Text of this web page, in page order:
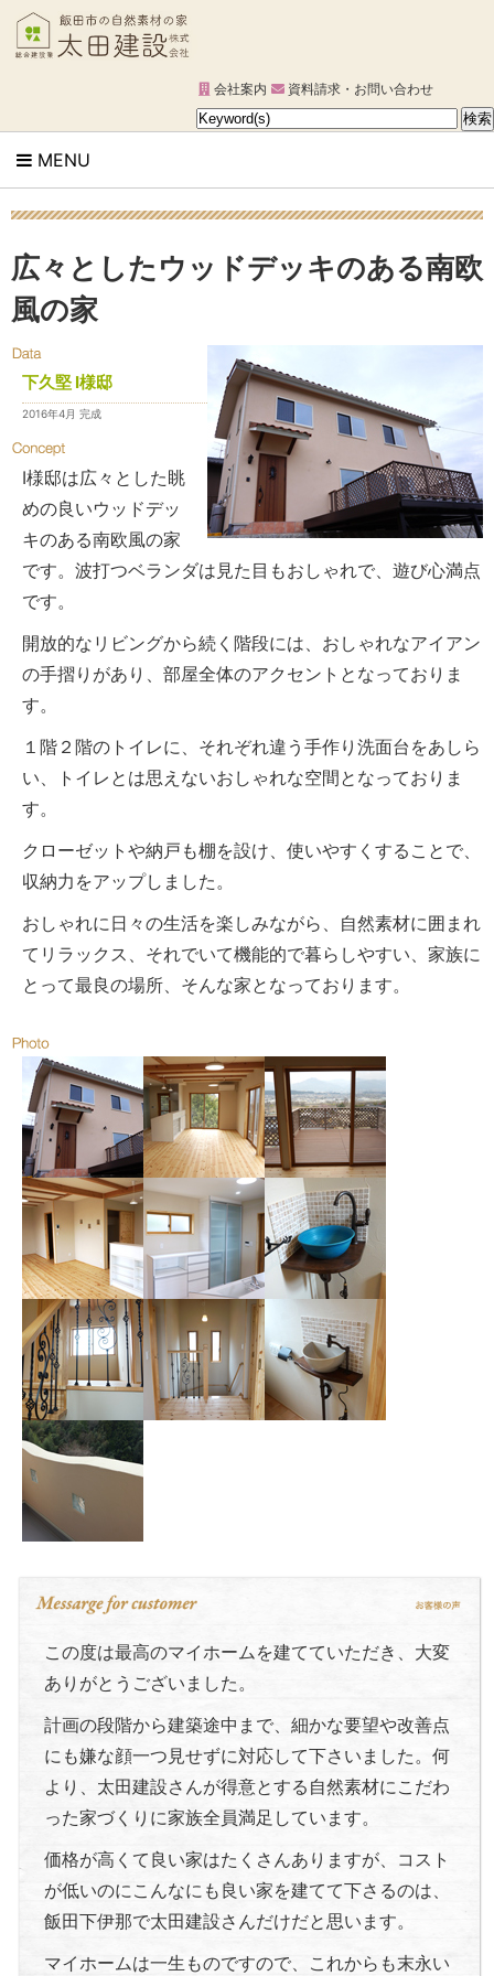
会社案内 資料請求・お問い合わせ
MENU
広々としたウッドデッキのある南欧
風の家
下久堅 I様邸
2016年4月 完成
I様邸は広々とした眺
めの良いウッドデッ
キのある南欧風の家
です。波打つベランダは見た目もおしゃれで、遊び心満点
です。
開放的なリビングから続く階段には、おしゃれなアイアン
の手摺りがあり、部屋全体のアクセントとなっておりま
す。
１階２階のトイレに、それぞれ違う手作り洗面台をあしら
い、トイレとは思えないおしゃれな空間となっておりま
す。
クローゼットや納戸も棚を設け、使いやすくすることで、
収納力をアップしました。
おしゃれに日々の生活を楽しみながら、自然素材に囲まれ
てリラックス、それでいて機能的で暮らしやすい、家族に
とって最良の場所、そんな家となっております。
この度は最高のマイホームを建てていただき、大変
ありがとうございました。
計画の段階から建築途中まで、細かな要望や改善点
にも嫌な顔一つ見せずに対応して下さいました。何
より、太田建設さんが得意とする自然素材にこだわ
った家づくりに家族全員満足しています。
価格が高くて良い家はたくさんありますが、コスト
が低いのにこんなにも良い家を建てて下さるのは、
飯田下伊那で太田建設さんだけだと思います。
マイホームは一生ものですので、これからも末永い